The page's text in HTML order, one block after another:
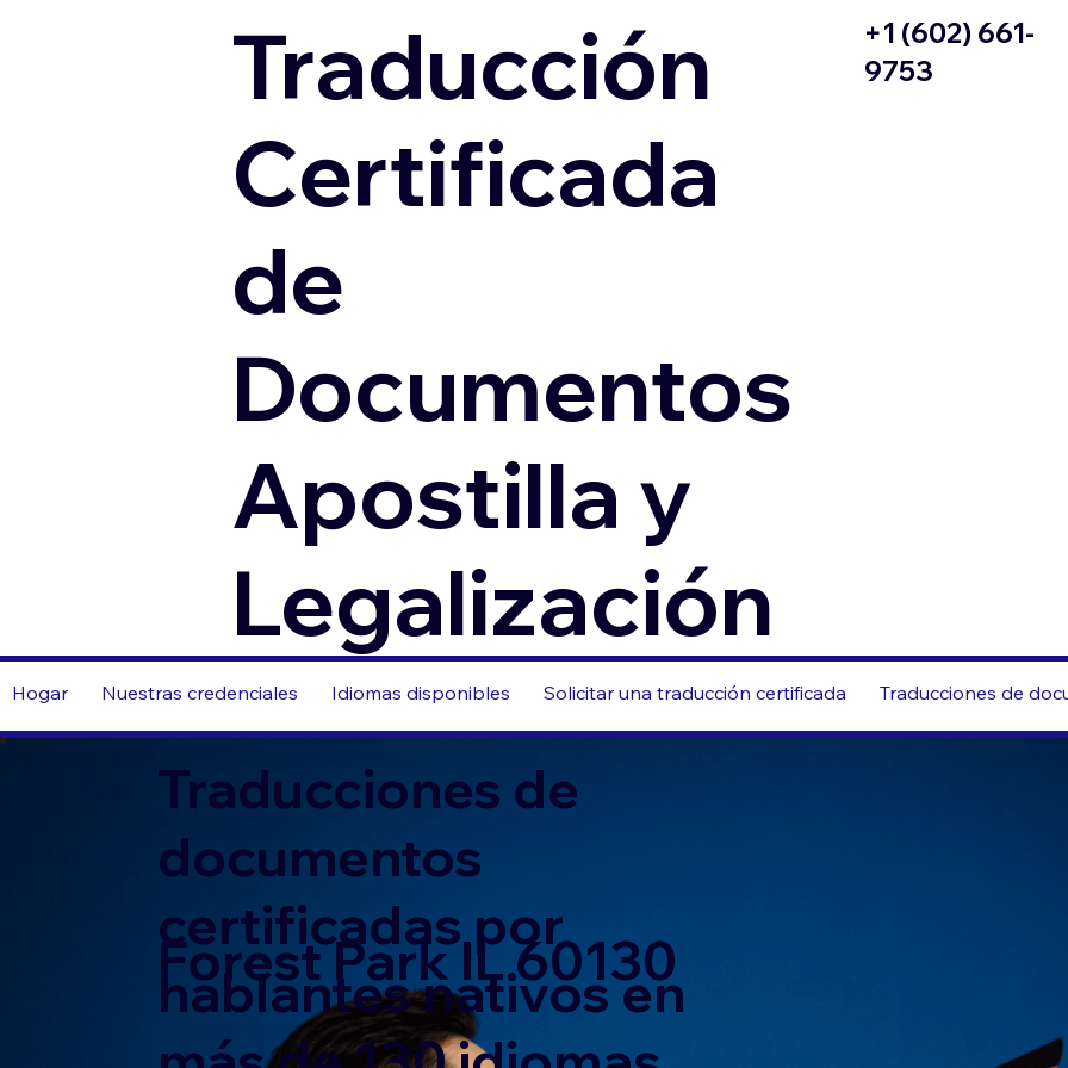
Traducción
Certificada
de
Documentos
Apostilla y
Legalización
+1 (602) 661-
9753
Hogar Nuestras credenciales Idiomas disponibles Solicitar una traducción certificada Traducciones de
Traducciones de
documentos
certificadas por
hablantes nativos en
Forest Park IL 60130